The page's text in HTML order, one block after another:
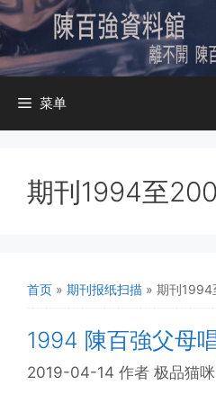
跳
至
内
容
菜单
期刊1994至
首页 » 期刊报纸扫描 » 期刊
1994 陳百強父母
2019-04-14 作者 极品猫咪